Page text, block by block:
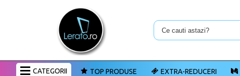
CATEGORII TOP PRODUSE EXTRA-REDUCERI